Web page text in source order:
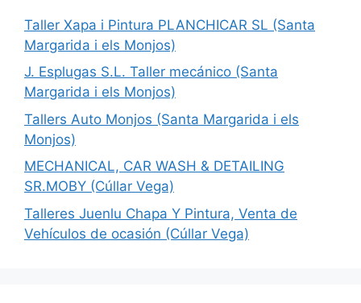
Taller Xapa i Pintura PLANCHICAR SL (Santa
Margarida i els Monjos)
J. Esplugas S.L. Taller mecánico (Santa
Margarida i els Monjos)
Tallers Auto Monjos (Santa Margarida i els
Monjos)
MECHANICAL, CAR WASH & DETAILING
SR.MOBY (Cúllar Vega)
Talleres Juenlu Chapa Y Pintura, Venta de
Vehículos de ocasión (Cúllar Vega)